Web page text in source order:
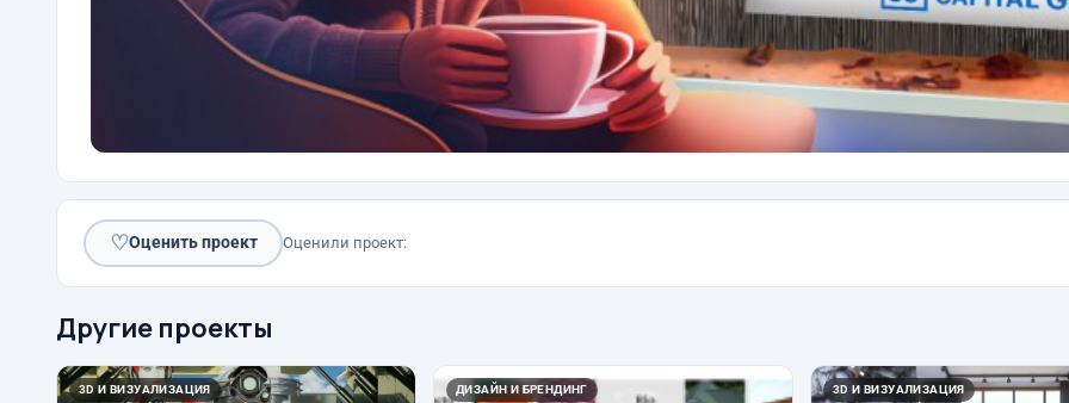
♡Оценить проект Оценили проект:
Другие проекты
3D И ВИЗУАЛИЗАЦИЯ ДИЗАЙН И БРЕНДИНГ 3D И ВИЗУАЛИЗАЦИЯ